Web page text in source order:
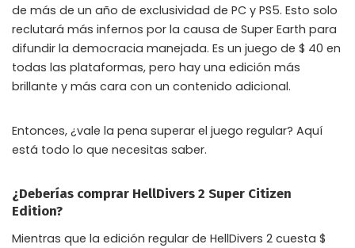
de más de un año de exclusividad de PC y PS5. Esto solo
reclutará más infernos por la causa de Super Earth para
difundir la democracia manejada. Es un juego de $ 40 en
todas las plataformas, pero hay una edición más
brillante y más cara con un contenido adicional.
Entonces, ¿vale la pena superar el juego regular? Aquí
está todo lo que necesitas saber.
¿Deberías comprar HellDivers 2 Super Citizen
Edition?
Mientras que la edición regular de HellDivers 2 cuesta $